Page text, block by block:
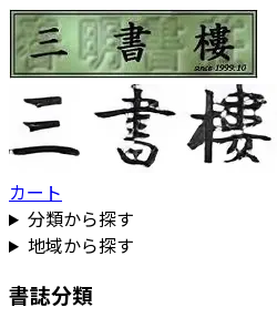
カート
分類から探す
地域から探す
書誌分類